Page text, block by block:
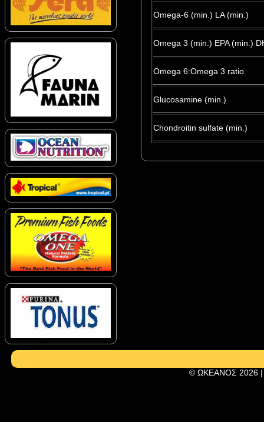
Omega-6 (min.) LA (min.)
Omega 3 (min.) EPA (min.)
Omega 6:Omega 3 ratio
Glucosamine (min.)
Chondroitin sulfate (min.)
© ΩΚΕΑΝΟΣ 2026